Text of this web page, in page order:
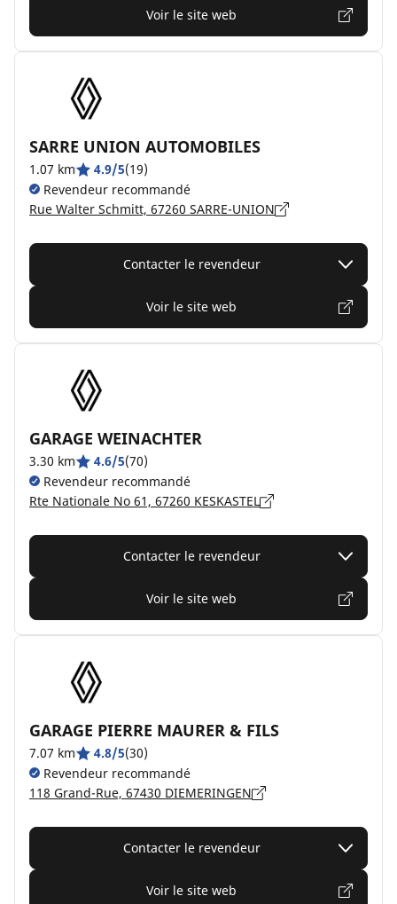
Voir le site web
SARRE UNION AUTOMOBILES
1.07 km 4.9/5(19)
Revendeur recommandé
Rue Walter Schmitt, 67260 SARRE-UNION
Contacter le revendeur
Voir le site web
GARAGE WEINACHTER
3.30 km 4.6/5(70)
Revendeur recommandé
Rte Nationale No 61, 67260 KESKASTEL
Contacter le revendeur
Voir le site web
GARAGE PIERRE MAURER & FILS
7.07 km 4.8/5(30)
Revendeur recommandé
118 Grand-Rue, 67430 DIEMERINGEN
Contacter le revendeur
Voir le site web